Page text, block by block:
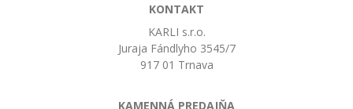
KONTAKT
KARLI s.r.o.
Juraja Fándlyho 3545/7
917 01 Trnava
KAMENNÁ PREDAJŇA